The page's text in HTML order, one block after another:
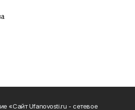
«Сайт Ufanovosti.ru - сетевое